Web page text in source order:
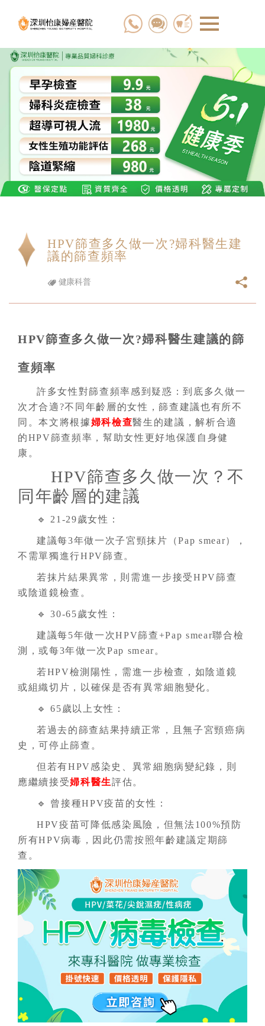
HPV篩查多久做一次?婦科醫生建
議的篩查頻率
健康科普
HPV篩查多久做一次?婦科醫生建議的篩
查頻率
許多女性對篩查頻率感到疑惑：到底多久做一
次才合適?不同年齡層的女性，篩查建議也有所不
同。本文將根據婦科檢查醫生的建議，解析合適
的HPV篩查頻率，幫助女性更好地保護自身健
康。
HPV篩查多久做一次？不
同年齡層的建議
🔹 21-29歲女性：
建議每3年做一次子宮頸抹片（Pap smear），
不需單獨進行HPV篩查。
若抹片結果異常，則需進一步接受HPV篩查
或陰道鏡檢查。
🔹 30-65歲女性：
建議每5年做一次HPV篩查+Pap smear聯合檢
測，或每3年做一次Pap smear。
若HPV檢測陽性，需進一步檢查，如陰道鏡
或組織切片，以確保是否有異常細胞變化。
🔹 65歲以上女性：
若過去的篩查結果持續正常，且無子宮頸癌病
史，可停止篩查。
但若有HPV感染史、異常細胞病變紀錄，則
應繼續接受婦科醫生評估。
🔹 曾接種HPV疫苗的女性：
HPV疫苗可降低感染風險，但無法100%預防
所有HPV病毒，因此仍需按照年齡建議定期篩
查。